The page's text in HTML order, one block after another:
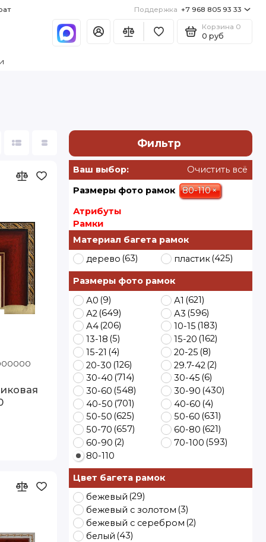
Поддержка +7 968 805 93 33
Корзина 0
0 руб
Код товара: 1090-12 80-110
Фильтр
Ваш выбор:
Очистить всё
Размеры фото рамок
80-110×
Атрибуты
Рамки
Материал багета рамок
дерево (63) пластик (425)
Размеры фото рамок
А0 (9) А1 (621)
А2 (649) А3 (596)
А4 (206) 10-15 (183)
13-18 (5) 15-20 (162)
15-21 (4) 20-25 (8)
20-30 (126) 29.7-42 (2)
30-40 (714) 30-45 (6)
30-60 (548) 30-90 (430)
40-50 (701) 40-60 (4)
50-50 (625) 50-60 (631)
50-70 (657) 60-80 (621)
60-90 (2) 70-100 (593)
80-110
Цвет багета рамок
бежевый (29)
бежевый с золотом (3)
бежевый с серебром (2)
белый (43)